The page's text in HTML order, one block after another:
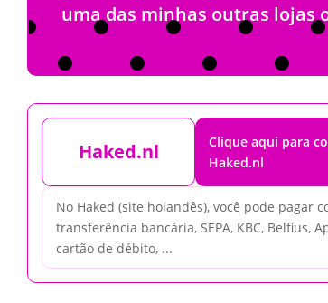
uma das minhas outras lojas
Haked.nl
Clique aqui para
Haked.nl
No Haked (site holandês), você pode pagar
transferência bancária, SEPA, KBC, Belfius,
cartão de débito, ...